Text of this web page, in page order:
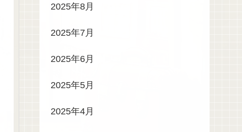
2025年8月
2025年7月
2025年6月
2025年5月
2025年4月